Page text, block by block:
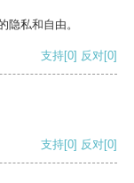
隐私和自由。
支持[0] 反对[0]
支持[0] 反对[0]